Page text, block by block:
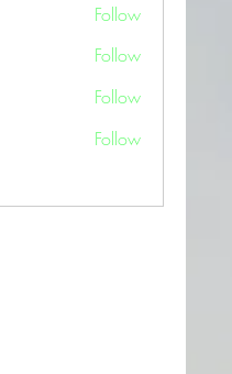
Follow
Follow
Follow
Follow